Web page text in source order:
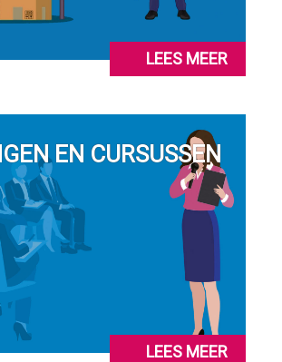
LEES MEER
EN CURSUSSEN
LEES MEER